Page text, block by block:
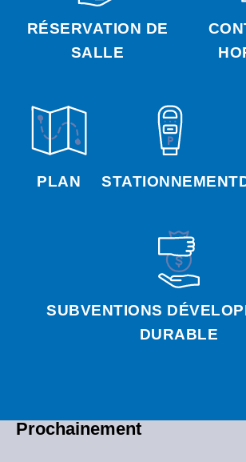
RÉSERVATION DE
SALLE
PLAN STATIONNEMENT
SUBVENTIONS
DURABLE
Prochainement